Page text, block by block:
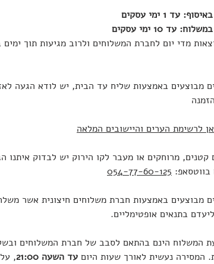
עד 1 ימי עסקים
עד 10 ימי עסקים
מדי יום לחברת המשלוחים ולרוב מגיעות תוך ימים
מבוצעים באמצעות שליח עד הבית, יש לודא הגעה
לרשימת הערים והיישובים המלאה
קטנים, מרוחקים או מעבר לקו הירוק יש לבדוק איתנו
בווטסאפ: 054-77-60-125
מבוצעים באמצעות חברת משלוחים חיצונית אשר
בתנאים אופטימליים.
המשלוח הינם בהתאם לסבב של חברת המשלוחים
המסירה נעשית לאורך שעות היום עד השעה 21:00
,